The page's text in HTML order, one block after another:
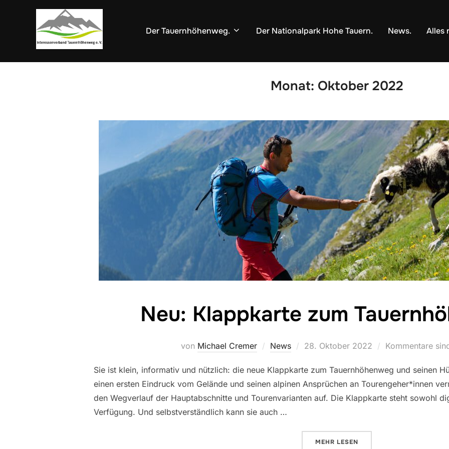
Der Tauernhöhenweg. Der Nationalpark Hohe Tauern. News. Alles
Monat: Oktober 2022
Neu: Klappkarte zum
von Michael Cremer News
Veröffentlicht
28. Oktober 2022 Kommentare
Sie ist klein, informativ und nützlich: die neue Klappkarte zum Tauernhöhenweg und seinen
einen ersten Eindruck vom Gelände und seinen alpinen Ansprüchen an Tourengeher*innen
den Wegverlauf der Hauptabschnitte und Tourenvarianten auf. Die Klappkarte steht sowohl
Verfügung. Und selbstverständlich kann sie auch …
MEHR ÜBER „NEU: KLAPPKARTE ZUM
LESEN